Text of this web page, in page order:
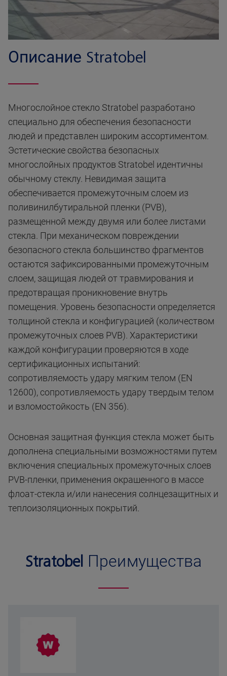
Описание Stratobel
Многослойное стекло Stratobel разработано
специально для обеспечения безопасности
людей и представлен широким ассортиментом.
Эстетические свойства безопасных
многослойных продуктов Stratobel идентичны
обычному стеклу. Невидимая защита
обеспечивается промежуточным слоем из
поливинилбутиральной пленки (PVB),
размещенной между двумя или более листами
стекла. При механическом повреждении
безопасного стекла большинство фрагментов
остаются зафиксированными промежуточным
слоем, защищая людей от травмирования и
предотвращая проникновение внутрь
помещения. Уровень безопасности определяется
толщиной стекла и конфигурацией (количеством
промежуточных слоев PVB). Характеристики
каждой конфигурации проверяются в ходе
сертификационных испытаний:
сопротивляемость удару мягким телом (EN
12600), сопротивляемость удару твердым телом
и взломостойкость (EN 356).
Основная защитная функция стекла может быть
дополнена специальными возможностями путем
включения специальных промежуточных слоев
PVB-пленки, применения окрашенного в массе
флоат-стекла и/или нанесения солнцезащитных и
теплоизоляционных покрытий.
Stratobel Преимущества